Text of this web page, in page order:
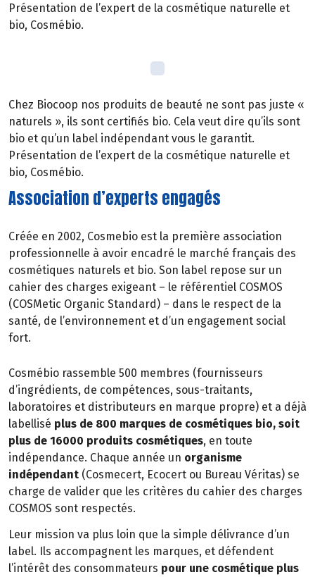
Présentation de l’expert de la cosmétique naturelle et
bio, Cosmébio.
Chez Biocoop nos produits de beauté ne sont pas juste «
naturels », ils sont certifiés bio. Cela veut dire qu’ils sont
bio et qu’un label indépendant vous le garantit.
Présentation de l’expert de la cosmétique naturelle et
bio, Cosmébio.
Association d’experts engagés
Créée en 2002, Cosmebio est la première association
professionnelle à avoir encadré le marché français des
cosmétiques naturels et bio. Son label repose sur un
cahier des charges exigeant – le référentiel COSMOS
(COSMetic Organic Standard) – dans le respect de la
santé, de l’environnement et d’un engagement social
fort.
Cosmébio rassemble 500 membres (fournisseurs
d’ingrédients, de compétences, sous-traitants,
laboratoires et distributeurs en marque propre) et a déjà
labellisé plus de 800 marques de cosmétiques bio, soit
plus de 16000 produits cosmétiques, en toute
indépendance. Chaque année un organisme
indépendant (Cosmecert, Ecocert ou Bureau Véritas) se
charge de valider que les critères du cahier des charges
COSMOS sont respectés.
Leur mission va plus loin que la simple délivrance d’un
label. Ils accompagnent les marques, et défendent
l’intérêt des consommateurs pour une cosmétique plus